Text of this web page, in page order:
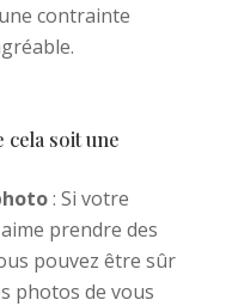
contrainte
cela soit une
: Si votre
prendre des
pouvez être sûr
photos de vous